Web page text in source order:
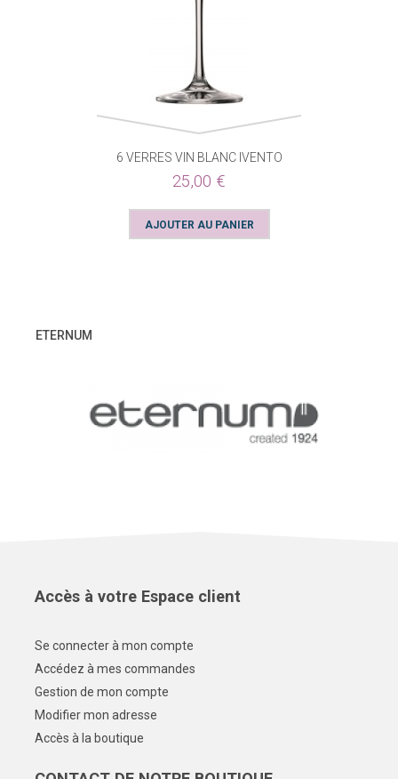
6 VERRES VIN BLANC IVENTO
25,00 €
ETERNUM
Accès à votre Espace client
Se connecter à mon compte
Accédez à mes commandes
Gestion de mon compte
Modifier mon adresse
Accès à la boutique